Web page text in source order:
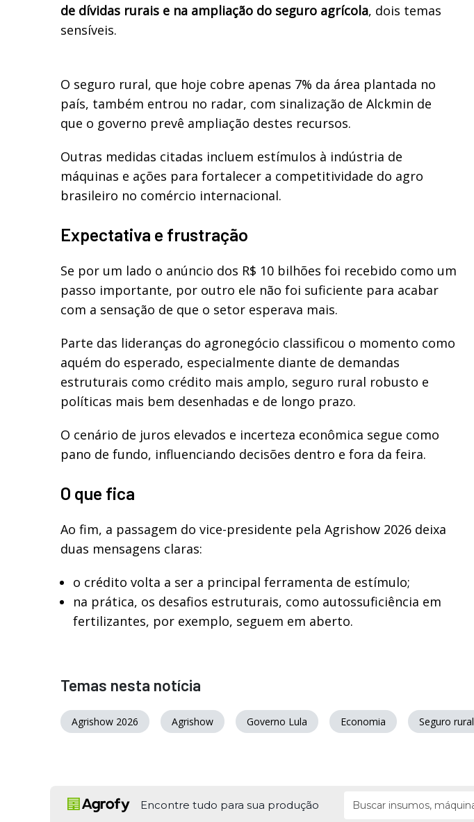
de dívidas rurais e na ampliação do seguro agrícola, dois temas
sensíveis.
O seguro rural, que hoje cobre apenas 7% da área plantada no
país, também entrou no radar, com sinalização de Alckmin de
que o governo prevê ampliação destes recursos.
Outras medidas citadas incluem estímulos à indústria de
máquinas e ações para fortalecer a competitividade do agro
brasileiro no comércio internacional.
Expectativa e frustração
Se por um lado o anúncio dos R$ 10 bilhões foi recebido como um
passo importante, por outro ele não foi suficiente para acabar
com a sensação de que o setor esperava mais.
Parte das lideranças do agronegócio classificou o momento como
aquém do esperado, especialmente diante de demandas
estruturais como crédito mais amplo, seguro rural robusto e
políticas mais bem desenhadas e de longo prazo.
O cenário de juros elevados e incerteza econômica segue como
pano de fundo, influenciando decisões dentro e fora da feira.
O que fica
Ao fim, a passagem do vice-presidente pela Agrishow 2026 deixa
duas mensagens claras:
o crédito volta a ser a principal ferramenta de estímulo;
na prática, os desafios estruturais, como autossuficiência em
fertilizantes, por exemplo, seguem em aberto.
Temas nesta notícia
Agrishow 2026 Agrishow Governo Lula Economia Seguro rural
Encontre tudo para sua produção